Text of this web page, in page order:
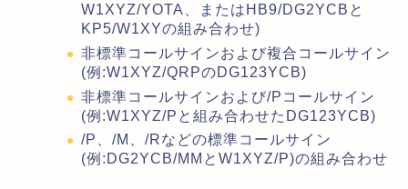
W1XYZ/YOTA、またはHB9/DG2YCBと
KP5/W1XYの組み合わせ)
非標準コールサインおよび複合コールサイン
(例:W1XYZ/QRPのDG123YCB)
非標準コールサインおよび/Pコールサイン
(例:W1XYZ/Pと組み合わせたDG123YCB)
/P、/M、/Rなどの標準コールサイン
(例:DG2YCB/MMとW1XYZ/P)の組み合わせ